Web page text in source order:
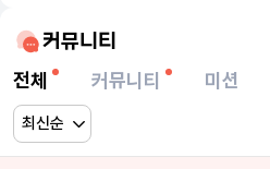
커뮤니티
전체
커뮤니티 미션